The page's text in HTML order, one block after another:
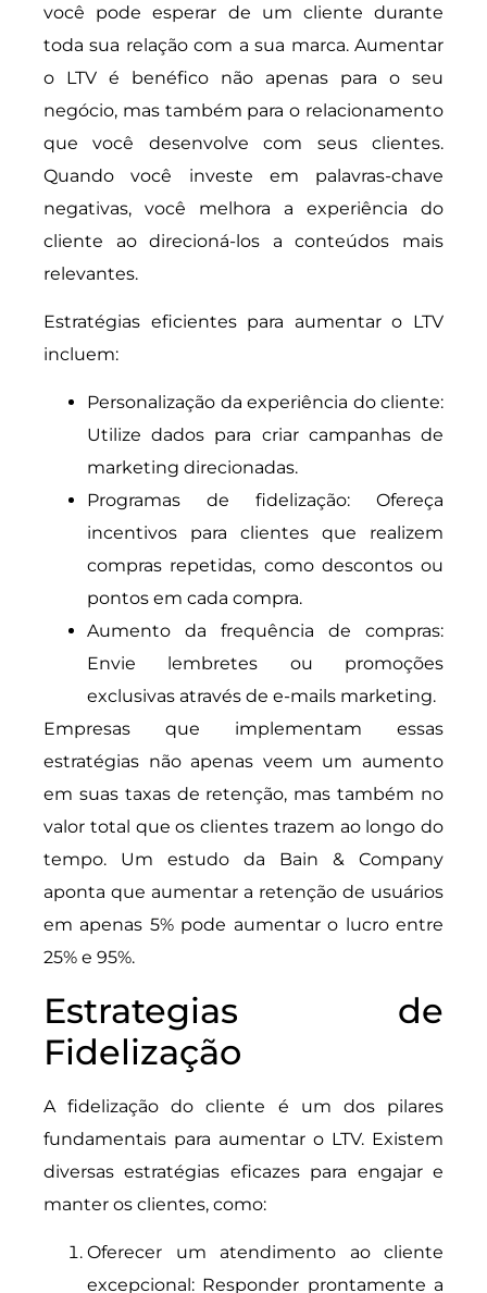
você pode esperar de um cliente durante
toda sua relação com a sua marca. Aumentar
o LTV é benéfico não apenas para o seu
negócio, mas também para o relacionamento
que você desenvolve com seus clientes.
Quando você investe em palavras-chave
negativas, você melhora a experiência do
cliente ao direcioná-los a conteúdos mais
relevantes.
Estratégias eficientes para aumentar o LTV
incluem:
Personalização da experiência do cliente:
Utilize dados para criar campanhas de
marketing direcionadas.
Programas de fidelização: Ofereça
incentivos para clientes que realizem
compras repetidas, como descontos ou
pontos em cada compra.
Aumento da frequência de compras:
Envie lembretes ou promoções
exclusivas através de e-mails marketing.
Empresas que implementam essas
estratégias não apenas veem um aumento
em suas taxas de retenção, mas também no
valor total que os clientes trazem ao longo do
tempo. Um estudo da Bain & Company
aponta que aumentar a retenção de usuários
em apenas 5% pode aumentar o lucro entre
25% e 95%.
Estrategias de
Fidelização
A fidelização do cliente é um dos pilares
fundamentais para aumentar o LTV. Existem
diversas estratégias eficazes para engajar e
manter os clientes, como:
Oferecer um atendimento ao cliente
excepcional: Responder prontamente a